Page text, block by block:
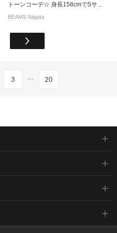
トーンコーデ☆ 身長158cmでSサ...
BEAMS Niigata
3 ... 20